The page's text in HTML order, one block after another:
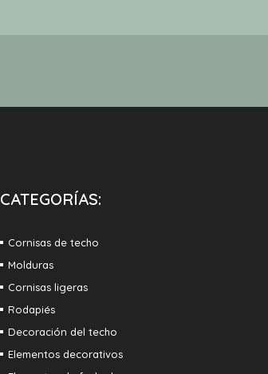
CATEGORÍAS:
Cornisas de techo
Molduras
Cornisas ligeras
Rodapiés
Decoración del techo
Elementos decorativos